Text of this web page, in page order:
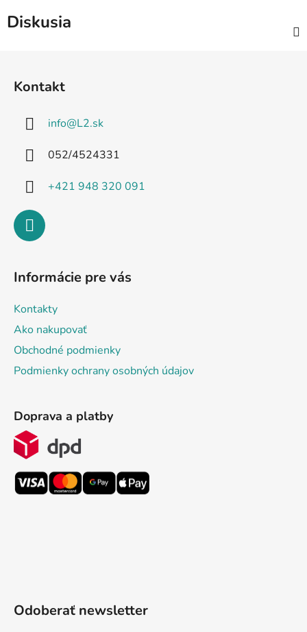
Diskusia
Kontakt
info@L2.sk
052/4524331
+421 948 320 091
Informácie pre vás
Kontakty
Ako nakupovať
Obchodné podmienky
Podmienky ochrany osobných údajov
Doprava a platby
Odoberať newsletter